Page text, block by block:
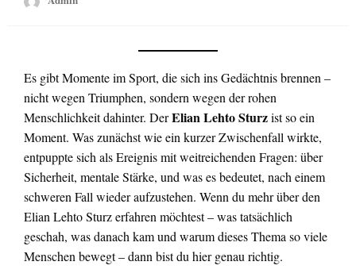
Es gibt Momente im Sport, die sich ins Gedächtnis brennen –
nicht wegen Triumphen, sondern wegen der rohen
Menschlichkeit dahinter. DerElian Lehto Sturzist so ein
Moment. Was zunächst wie ein kurzer Zwischenfall wirkte,
entpuppte sich als Ereignis mit weitreichenden Fragen: über
Sicherheit, mentale Stärke, und was es bedeutet, nach einem
schweren Fall wieder aufzustehen. Wenn du mehr über den
Elian Lehto Sturz erfahren möchtest – was tatsächlich
geschah, was danach kam und warum dieses Thema so viele
Menschen bewegt – dann bist du hier genau richtig.